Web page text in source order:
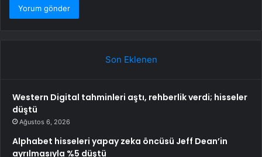
Son Eklenen
Western Digital tahminleri aştı, rehberlik verdi; hisseler
düştü
Ağustos 6, 2026
Alphabet hisseleri yapay zeka öncüsü Jeff Dean’in
ayrılmasıyla %5 düştü